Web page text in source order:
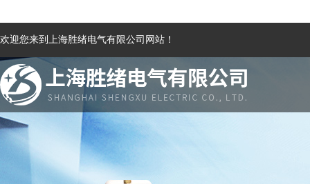
欢迎您来到上海胜绪电气有限公司网站！